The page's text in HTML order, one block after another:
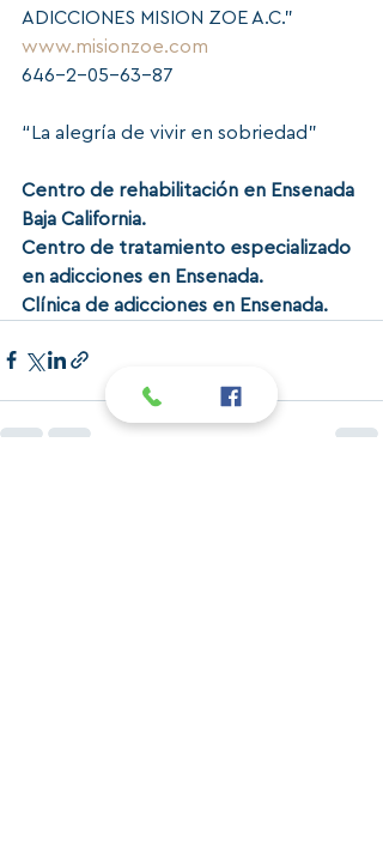
ADICCIONES MISION ZOE A.C."
www.misionzoe.com
646-2-05-63-87
“La alegría de vivir en sobriedad”
Centro de rehabilitación en Ensenada
Baja California.
Centro de tratamiento especializado
en adicciones en Ensenada.
Clínica de adicciones en Ensenada.